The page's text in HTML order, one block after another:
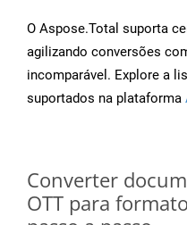
O Aspose.Total suporta
agilizando conversões
incomparável. Explore a
suportados na plataforma
Converter
OTT para